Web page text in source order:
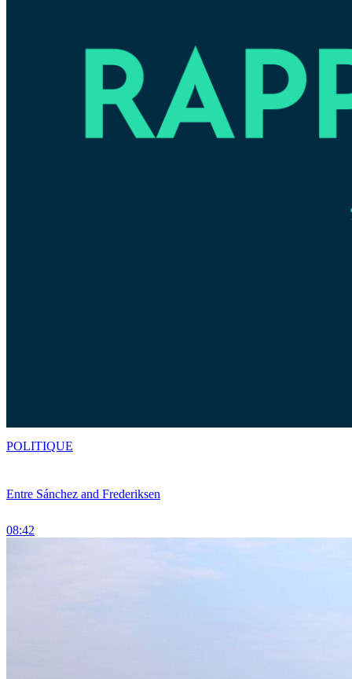
Entre Sánchez and Frederiksen
08:42
POLITIQUE